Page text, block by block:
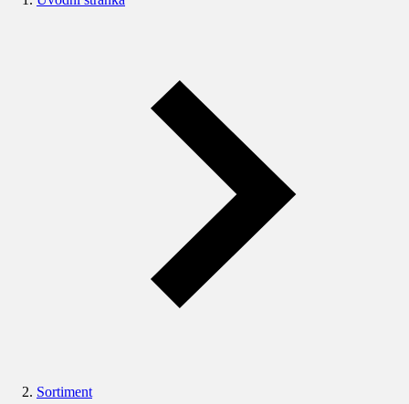
Sortiment